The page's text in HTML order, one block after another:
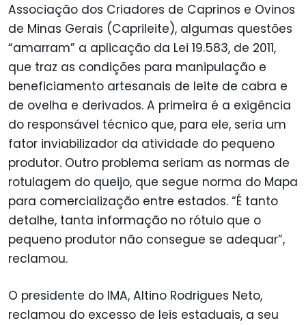
Associação dos Criadores de Caprinos e Ovinos
de Minas Gerais (Caprileite), algumas questões
“amarram” a aplicação da Lei 19.583, de 2011,
que traz as condições para manipulação e
beneficiamento artesanais de leite de cabra e
de ovelha e derivados. A primeira é a exigência
do responsável técnico que, para ele, seria um
fator inviabilizador da atividade do pequeno
produtor. Outro problema seriam as normas de
rotulagem do queijo, que segue norma do Mapa
para comercialização entre estados. “É tanto
detalhe, tanta informação no rótulo que o
pequeno produtor não consegue se adequar”,
reclamou.
O presidente do IMA, Altino Rodrigues Neto,
reclamou do excesso de leis estaduais, a seu